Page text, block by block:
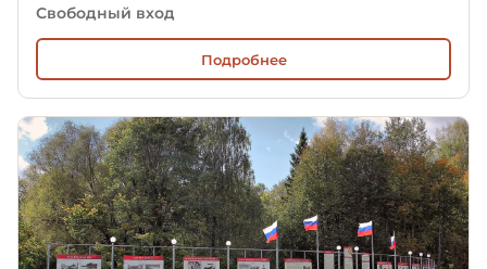
Свободный вход
Подробнее